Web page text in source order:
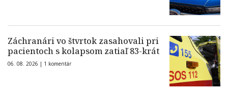
Záchranári vo štvrtok zasahovali pri
pacientoch s kolapsom zatiaľ 83-krát
06. 08. 2026 | 1 komentár